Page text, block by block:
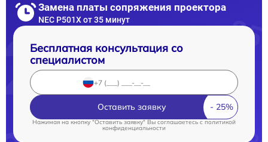
Замена платы сопряжения проектора
NEC P501X от 35 минут
Бесплатная консультация со
специалистом
Оставить заявку
Нажимая на кнопку "Оставить заявку" Вы соглашаетесь cполитикой
конфиденциальности